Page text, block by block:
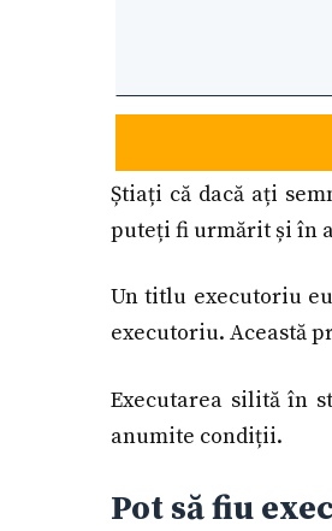
Știați că dacă ați
puteți fi urmărit și în
Un titlu executoriu
executoriu. Această
Executarea silită în
anumite condiții.
Pot să fiu